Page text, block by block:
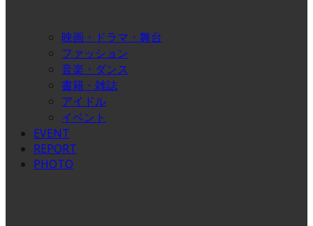
映画・ドラマ・舞台
ファッション
音楽・ダンス
書籍・雑誌
アイドル
イベント
EVENT
REPORT
PHOTO